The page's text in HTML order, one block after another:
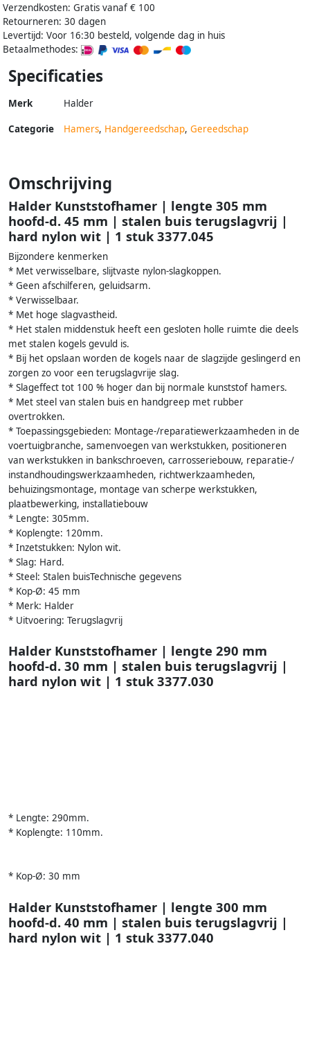
Verzendkosten: Gratis vanaf € 100
Retourneren: 30 dagen
Levertijd: Voor 16:30 besteld, volgende dag in huis
Betaalmethodes:
Specificaties
Merk Halder
Categorie Hamers, Handgereedschap, Gereedschap
Omschrijving
Halder Kunststofhamer | lengte 305 mm
hoofd-d. 45 mm | stalen buis terugslagvrij |
hard nylon wit | 1 stuk 3377.045
Bijzondere kenmerken
* Met verwisselbare, slijtvaste nylon-slagkoppen.
* Geen afschilferen, geluidsarm.
* Verwisselbaar.
* Met hoge slagvastheid.
* Het stalen middenstuk heeft een gesloten holle ruimte die deels
met stalen kogels gevuld is.
* Bij het opslaan worden de kogels naar de slagzijde geslingerd en
zorgen zo voor een terugslagvrije slag.
* Slageffect tot 100 % hoger dan bij normale kunststof hamers.
* Met steel van stalen buis en handgreep met rubber
overtrokken.
* Toepassingsgebieden: Montage-/reparatiewerkzaamheden in de
voertuigbranche, samenvoegen van werkstukken, positioneren
van werkstukken in bankschroeven, carrosseriebouw, reparatie-/
instandhoudingswerkzaamheden, richtwerkzaamheden,
behuizingsmontage, montage van scherpe werkstukken,
plaatbewerking, installatiebouw
* Lengte: 305mm.
* Koplengte: 120mm.
* Inzetstukken: Nylon wit.
* Slag: Hard.
* Steel: Stalen buisTechnische gegevens
* Kop-Ø: 45 mm
* Merk: Halder
* Uitvoering: Terugslagvrij
Halder Kunststofhamer | lengte 290 mm
hoofd-d. 30 mm | stalen buis terugslagvrij |
hard nylon wit | 1 stuk 3377.030
* Lengte: 290mm.
* Koplengte: 110mm.
* Kop-Ø: 30 mm
Halder Kunststofhamer | lengte 300 mm
hoofd-d. 40 mm | stalen buis terugslagvrij |
hard nylon wit | 1 stuk 3377.040